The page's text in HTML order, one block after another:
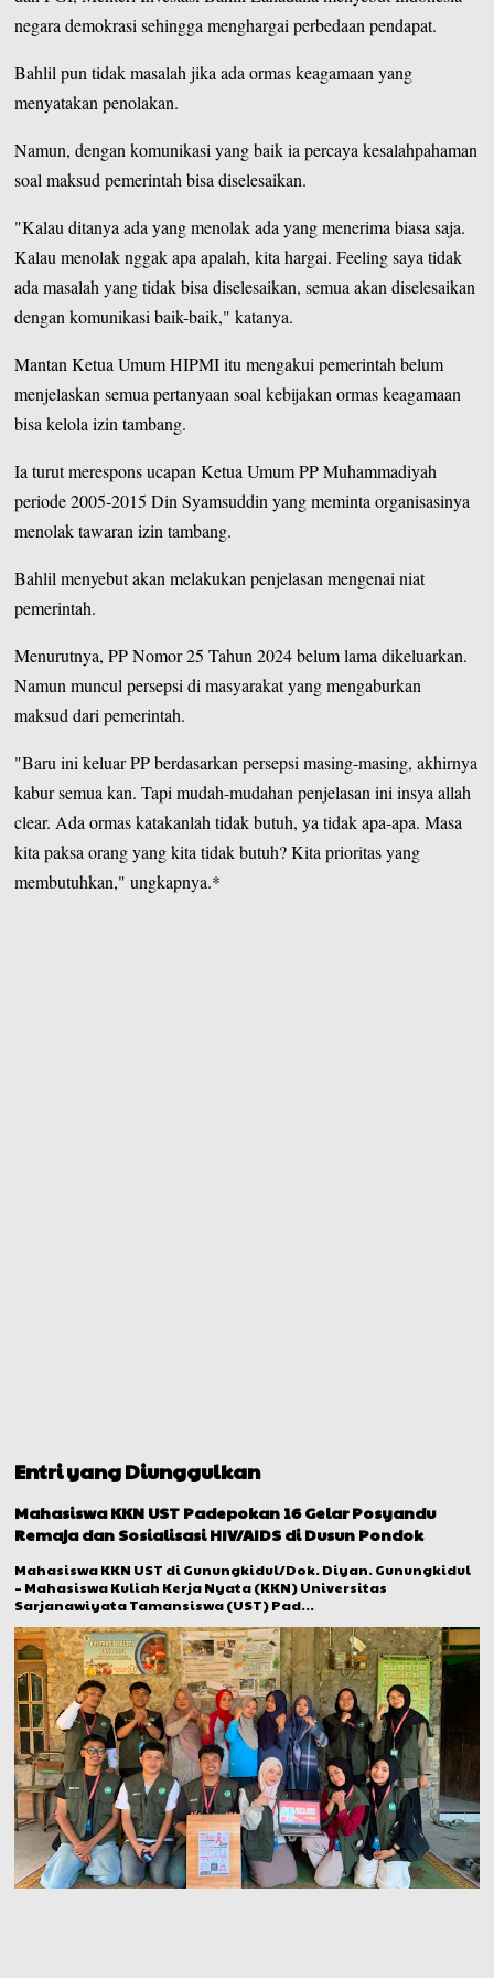
negara demokrasi sehingga menghargai perbedaan pendapat.
Bahlil pun tidak masalah jika ada ormas keagamaan yang
menyatakan penolakan.
Namun, dengan komunikasi yang baik ia percaya kesalahpahaman
soal maksud pemerintah bisa diselesaikan.
"Kalau ditanya ada yang menolak ada yang menerima biasa saja.
Kalau menolak nggak apa apalah, kita hargai. Feeling saya tidak
ada masalah yang tidak bisa diselesaikan, semua akan diselesaikan
dengan komunikasi baik-baik," katanya.
Mantan Ketua Umum HIPMI itu mengakui pemerintah belum
menjelaskan semua pertanyaan soal kebijakan ormas keagamaan
bisa kelola izin tambang.
Ia turut merespons ucapan Ketua Umum PP Muhammadiyah
periode 2005-2015 Din Syamsuddin yang meminta organisasinya
menolak tawaran izin tambang.
Bahlil menyebut akan melakukan penjelasan mengenai niat
pemerintah.
Menurutnya, PP Nomor 25 Tahun 2024 belum lama dikeluarkan.
Namun muncul persepsi di masyarakat yang mengaburkan
maksud dari pemerintah.
"Baru ini keluar PP berdasarkan persepsi masing-masing, akhirnya
kabur semua kan. Tapi mudah-mudahan penjelasan ini insya allah
clear. Ada ormas katakanlah tidak butuh, ya tidak apa-apa. Masa
kita paksa orang yang kita tidak butuh? Kita prioritas yang
membutuhkan," ungkapnya.*
Entri yang Diunggulkan
Mahasiswa KKN UST Padepokan 16 Gelar Posyandu
Remaja dan Sosialisasi HIV/AIDS di Dusun Pondok
Mahasiswa KKN UST di Gunungkidul/Dok. Diyan. Gunungkidul
– Mahasiswa Kuliah Kerja Nyata (KKN) Universitas
Sarjanawiyata Tamansiswa (UST) Pad...